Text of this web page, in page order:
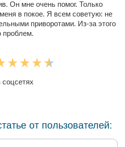
Он мне очень помог. Только
в покое. Я всем советую: не
приворотами. Из-за этого
проблем.
соцсетях
от пользователей: